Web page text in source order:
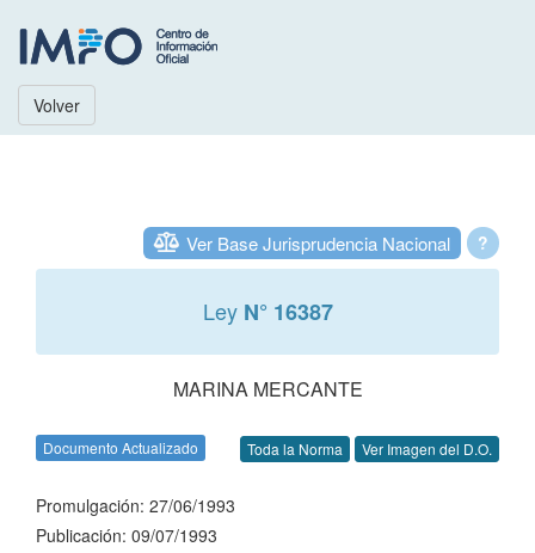
Volver
?
Ver Base Jurisprudencia Nacional
Ley N° 16387
MARINA MERCANTE
Documento Actualizado Toda la Norma Ver Imagen del D.O.
Promulgación: 27/06/1993
Publicación: 09/07/1993